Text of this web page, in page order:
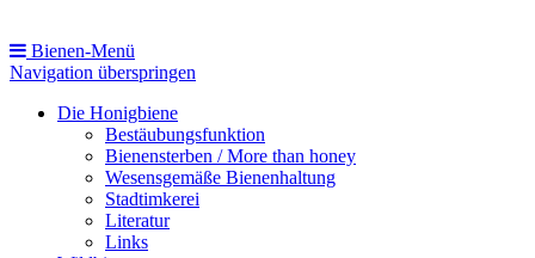
Bienen-Menü
Navigation überspringen
Die Honigbiene
Bestäubungsfunktion
Bienensterben / More than honey
Wesensgemäße Bienenhaltung
Stadtimkerei
Literatur
Links